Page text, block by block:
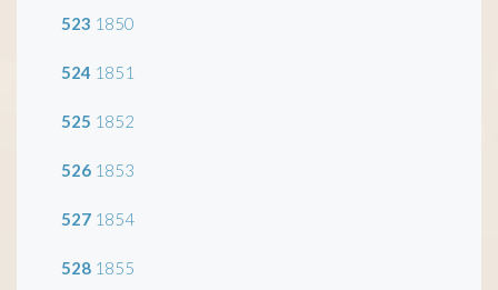
523 1850
524 1851
525 1852
526 1853
527 1854
528 1855